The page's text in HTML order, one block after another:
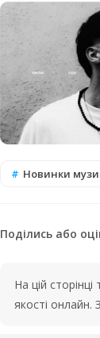
Новинки
Поділись або
На цій
якості